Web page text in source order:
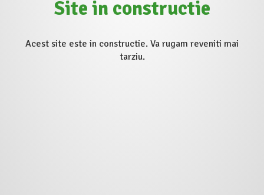
Site in constructie
Acest site este in constructie. Va rugam reveniti mai
tarziu.